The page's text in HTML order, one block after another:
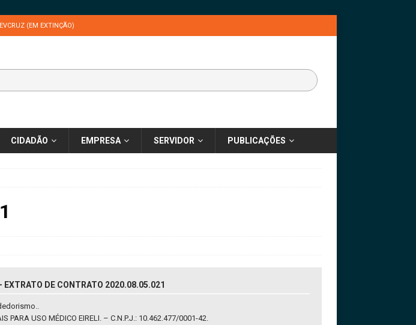
(EM EXTINÇÃO)
CIDADÃO EMPRESA SERVIDOR PUBLICAÇÕES
EXTRATO DE CONTRATO 2020.08.05.021
PARA USO MÉDICO EIRELI. – C.N.P.J.: 10.462.477/0001-42.